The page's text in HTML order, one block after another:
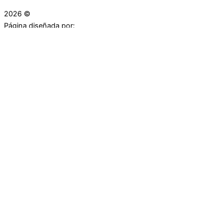
2026 ©
Página diseñada por: